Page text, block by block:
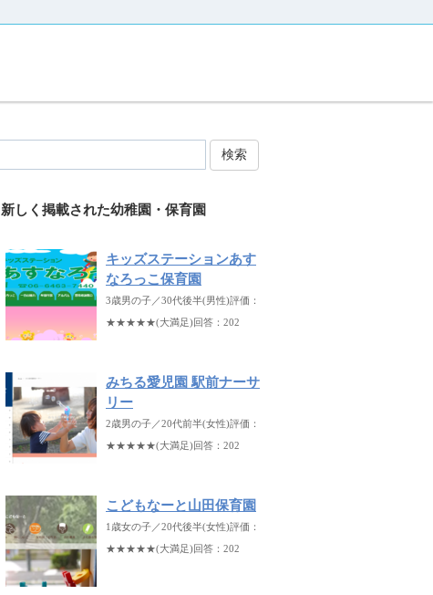
検索
新しく掲載された幼稚園・保育園
キッズステーションあす
なろっこ保育園
3歳男の子／30代後半(男性)評価：
★★★★★(大満足)回答：202
みちる愛児園 駅前ナーサ
リー
2歳男の子／20代前半(女性)評価：
★★★★★(大満足)回答：202
こどもなーと山田保育園
1歳女の子／20代後半(女性)評価：
★★★★★(大満足)回答：202